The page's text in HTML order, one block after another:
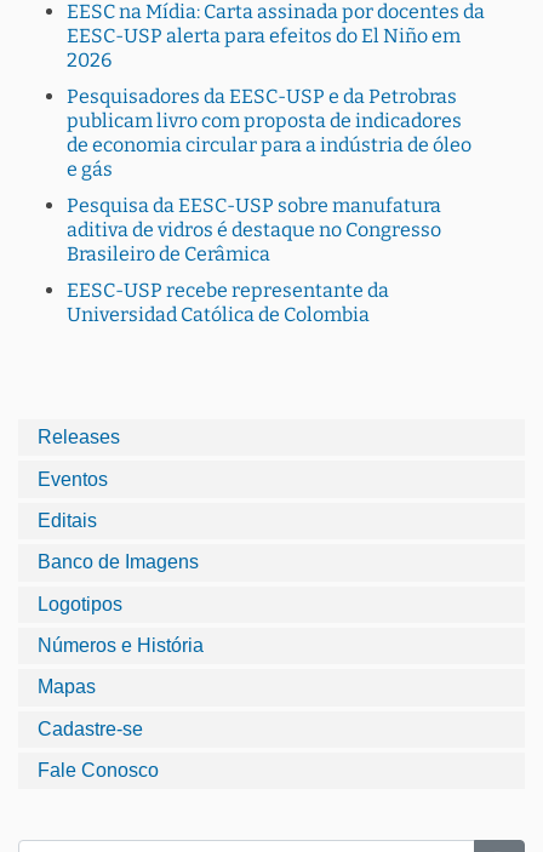
EESC na Mídia: Carta assinada por docentes da
EESC-USP alerta para efeitos do El Niño em
2026
Pesquisadores da EESC-USP e da Petrobras
publicam livro com proposta de indicadores
de economia circular para a indústria de óleo
e gás
Pesquisa da EESC-USP sobre manufatura
aditiva de vidros é destaque no Congresso
Brasileiro de Cerâmica
EESC-USP recebe representante da
Universidad Católica de Colombia
Releases
Eventos
Editais
Banco de Imagens
Logotipos
Números e História
Mapas
Cadastre-se
Fale Conosco